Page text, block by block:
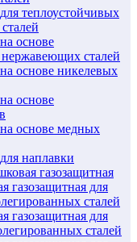
теплоустойчивых
основе
сталей
основе никелевых
основе
основе медных
наплавки
газозащитная
газозащитная для
сталей
газозащитная для
сталей